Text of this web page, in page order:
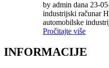
by admin dana 23-
industrijski računar
automobilske
Pročitajte više
INFORMACIJE